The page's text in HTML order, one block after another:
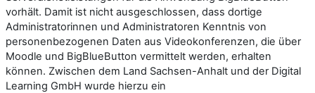
vorhält. Damit ist nicht ausgeschlossen, dass dortige
Administratorinnen und Administratoren Kenntnis von
personenbezogenen Daten aus Videokonferenzen, die über
Moodle und BigBlueButton vermittelt werden, erhalten
können. Zwischen dem Land Sachsen-Anhalt und der Digital
Learning GmbH wurde hierzu ein